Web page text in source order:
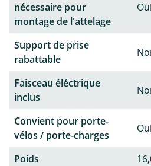
nécessaire pour
montage de l'attelage
Oui
Support de prise
rabattable
Faisceau éléctrique
inclus
Convient pour porte-
vélos / porte-charges
Oui
Poids